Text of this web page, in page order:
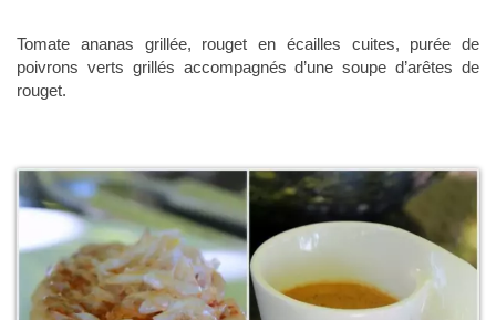
Tomate ananas grillée, rouget en écailles cuites, purée de
poivrons verts grillés accompagnés d’une soupe d’arêtes de
rouget.